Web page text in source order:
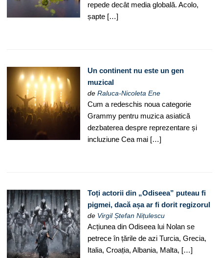
repede decât media globală. Acolo,
șapte […]
Un continent nu este un gen
muzical
deRaluca-Nicoleta Ene
Cum a redeschis noua categorie
Grammy pentru muzica asiatică
dezbaterea despre reprezentare și
incluziune Cea mai […]
Toți actorii din „Odiseea” puteau fi
pigmei, dacă așa ar fi dorit regizorul
de Virgil Ștefan Nițulescu
Acțiunea din Odiseea lui Nolan se
petrece în țările de azi Turcia, Grecia,
Italia, Croația, Albania, Malta, […]